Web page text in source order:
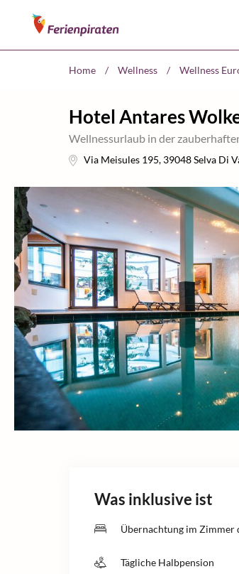
Home / Wellness / Wellness
Hotel Antares
Wellnessurlaub in der
Via Meisules 195, 39048Selva Di
Was inklusive ist
Übernachtung im Zimmer
Tägliche Halbpension